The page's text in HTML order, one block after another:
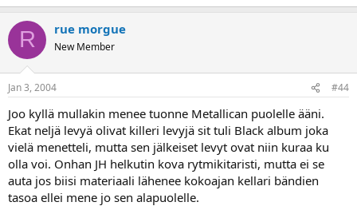
R rue morgue
New Member
Jan 3, 2004 #44
Joo kyllä mullakin menee tuonne Metallican puolelle ääni.
Ekat neljä levyä olivat killeri levyjä sit tuli Black album joka
vielä menetteli, mutta sen jälkeiset levyt ovat niin kuraa ku
olla voi. Onhan JH helkutin kova rytmikitaristi, mutta ei se
auta jos biisi materiaali lähenee kokoajan kellari bändien
tasoa ellei mene jo sen alapuolelle.